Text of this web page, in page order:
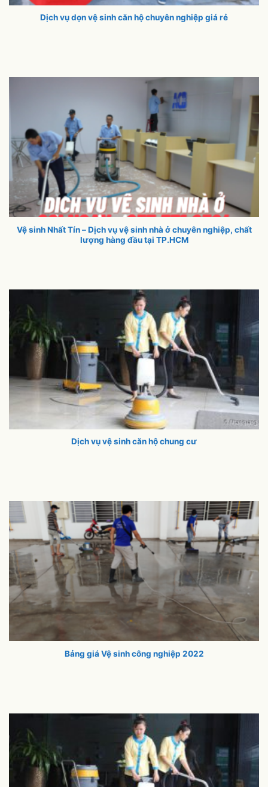
Dịch vụ dọn vệ sinh căn hộ chuyên nghiệp giá rẻ
Vệ sinh Nhất Tín – Dịch vụ vệ sinh nhà ở chuyên nghiệp, chất
lượng hàng đầu tại TP.HCM
Dịch vụ vệ sinh căn hộ chung cư
Bảng giá Vệ sinh công nghiệp 2022